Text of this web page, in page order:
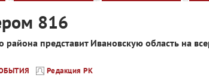
816
района представит Ивановскую область на
Редакция РК